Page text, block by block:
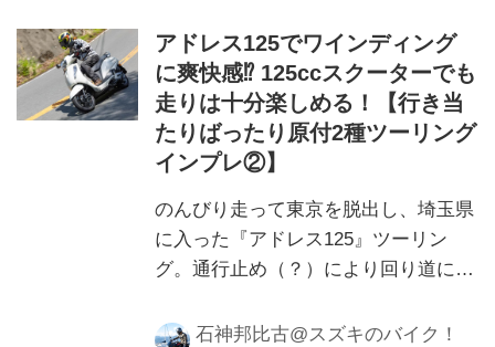
アドレス125でワインディング
に爽快感⁉ 125ccスクーターでも
走りは十分楽しめる！【行き当
たりばったり原付2種ツーリング
インプレ②】
のんびり走って東京を脱出し、埼玉県
に入った『アドレス125』ツーリン
グ。通行止め（？）により回り道にな
も……？石神邦比古@スズキのバイク！